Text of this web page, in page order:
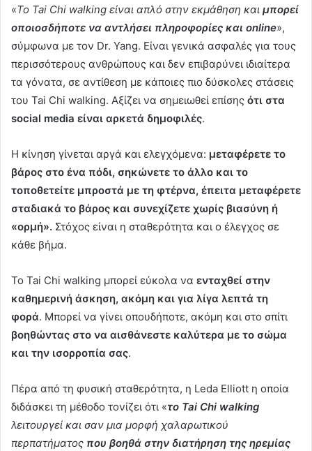
«Το Tai Chi walking είναι απλό στην εκμάθηση και μπορεί
οποιοσδήποτε να αντλήσει πληροφορίες και online»,
σύμφωνα με τον Dr. Yang. Είναι γενικά ασφαλές για τους
περισσότερους ανθρώπους και δεν επιβαρύνει ιδιαίτερα
τα γόνατα, σε αντίθεση με κάποιες πιο δύσκολες στάσεις
του Tai Chi walking. Αξίζει να σημειωθεί επίσης ότι στα
social media είναι αρκετά δημοφιλές.
Η κίνηση γίνεται αργά και ελεγχόμενα: μεταφέρετε το
βάρος στο ένα πόδι, σηκώνετε το άλλο και το
τοποθετείτε μπροστά με τη φτέρνα, έπειτα μεταφέρετε
σταδιακά το βάρος και συνεχίζετε χωρίς βιασύνη ή
«ορμή». Στόχος είναι η σταθερότητα και ο έλεγχος σε
κάθε βήμα.
Το Tai Chi walking μπορεί εύκολα να ενταχθεί στην
καθημερινή άσκηση, ακόμη και για λίγα λεπτά τη
φορά. Μπορεί να γίνει οπουδήποτε, ακόμη και στο σπίτι
βοηθώντας στο να αισθάνεστε καλύτερα με το σώμα
και την ισορροπία σας.
Πέρα από τη φυσική σταθερότητα, η Leda Elliott η οποία
διδάσκει τη μέθοδο τονίζει ότι «το Tai Chi walking
λειτουργεί και σαν μια μορφή χαλαρωτικού
περπατήματος που βοηθά στην διατήρηση της ηρεμίας